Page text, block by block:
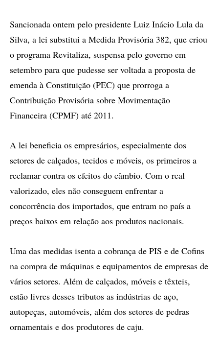
Sancionada ontem pelo presidente Luiz Inácio Lula da
Silva, a lei substitui a Medida Provisória 382, que criou
o programa Revitaliza, suspensa pelo governo em
setembro para que pudesse ser voltada a proposta de
emenda à Constituição (PEC) que prorroga a
Contribuição Provisória sobre Movimentação
Financeira (CPMF) até 2011.
A lei beneficia os empresários, especialmente dos
setores de calçados, tecidos e móveis, os primeiros a
reclamar contra os efeitos do câmbio. Com o real
valorizado, eles não conseguem enfrentar a
concorrência dos importados, que entram no país a
preços baixos em relação aos produtos nacionais.
Uma das medidas isenta a cobrança de PIS e de Cofins
na compra de máquinas e equipamentos de empresas de
vários setores. Além de calçados, móveis e têxteis,
estão livres desses tributos as indústrias de aço,
autopeças, automóveis, além dos setores de pedras
ornamentais e dos produtores de caju.